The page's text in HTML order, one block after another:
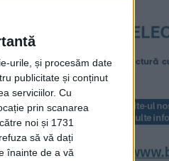
urile, și procesăm date
publicitate și conținut
serviciilor. Cu
prin scanarea
noi și 1731
să vă dați
înainte de a vă